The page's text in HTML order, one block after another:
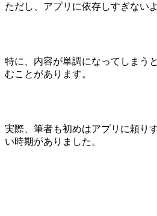
ただし、アプリに依存しすぎない
特に、内容が単調になってしまう
むことがあります。
実際、筆者も初めはアプリに頼り
い時期がありました。